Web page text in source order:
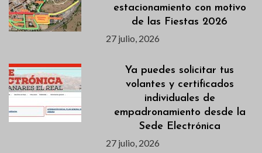
estacionamiento con motivo
de las Fiestas 2026
27 julio, 2026
Ya puedes solicitar tus
volantes y certificados
individuales de
empadronamiento desde la
Sede Electrónica
27 julio, 2026